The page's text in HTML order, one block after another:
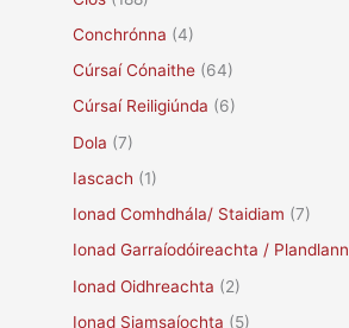
Conchrónna (4)
Cúrsaí Cónaithe (64)
Cúrsaí Reiligiúnda (6)
Dola (7)
Iascach (1)
Ionad Comhdhála/ Staidiam (7)
Ionad Garraíodóireachta / Plandlann
Ionad Oidhreachta (2)
Ionad Siamsaíochta (5)